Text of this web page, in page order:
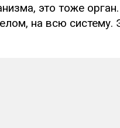
это тоже
на всю систему.